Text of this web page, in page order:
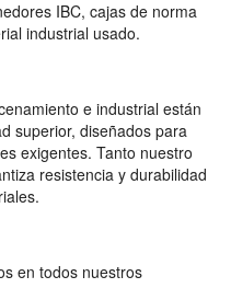
IBC, cajas de norma
industrial usado.
e industrial están
superior, diseñados para
exigentes. Tanto nuestro
resistencia y durabilidad
en todos nuestros